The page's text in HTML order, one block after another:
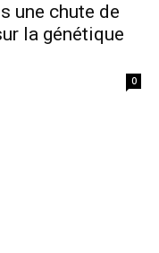
une chute de
la génétique
0